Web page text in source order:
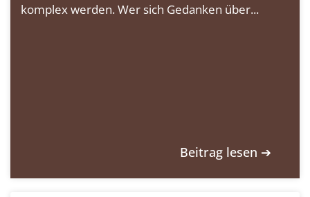
komplex werden. Wer sich Gedanken über...
Beitrag lesen ➔